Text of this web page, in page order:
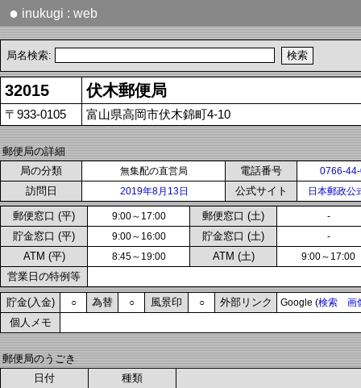
● inukugi : web
局名検索:
32015 伏木郵便局
〒933-0105 富山県高岡市伏木錦町4-10
郵便局の詳細
局の分類
無集配の直営局 電話番号 0766-
訪問日 2019年8月13日 公式サイト 日本郵政公
郵便窓口 (平) 9:00～17:00 郵便窓口 (土) -
貯金窓口 (平) 9:00～16:00 貯金窓口 (土) -
ATM (平) 8:45～19:00 ATM (土) 9:00～17:00
営業日の特例等
貯金(入金) ○ 為替 ○ 風景印 ○ 外部リンク Google (検索 画
個人メモ
郵便局のうごき
日付
種類